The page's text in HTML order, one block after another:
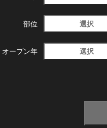
部位 選択
オープン年 選択